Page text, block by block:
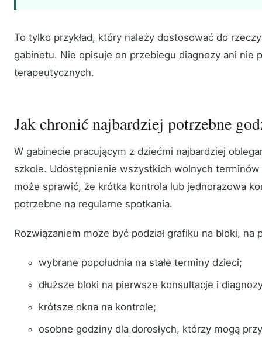
To tylko przykład, który należy dostosować do
gabinetu. Nie opisuje on przebiegu diagnozy ani nie
terapeutycznych.
Jak chronić najbardziej potrzebne
W gabinecie pracującym z dziećmi najbardziej
szkole. Udostępnienie wszystkich wolnych terminów
może sprawić, że krótka kontrola lub jednorazowa
potrzebne na regularne spotkania.
Rozwiązaniem może być podział grafiku na bloki, na
wybrane popołudnia na stałe terminy dzieci;
dłuższe bloki na pierwsze konsultacje i
krótsze okna na kontrole;
osobne godziny dla dorosłych, którzy mogą